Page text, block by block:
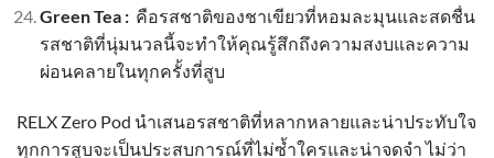
Green Tea : คือรสชาติของชาเขียวที่หอมละมุนและสดชื่น
รสชาติที่นุ่มนวลนี้จะทำให้คุณรู้สึกถึงความสงบและความ
ผ่อนคลายในทุกครั้งที่สูบ
RELX Zero Pod นำเสนอรสชาติที่หลากหลายและน่าประทับใจ
ทุกการสูบจะเป็นประสบการณ์ที่ไม่ซ้ำใครและน่าจดจำ ไม่ว่า